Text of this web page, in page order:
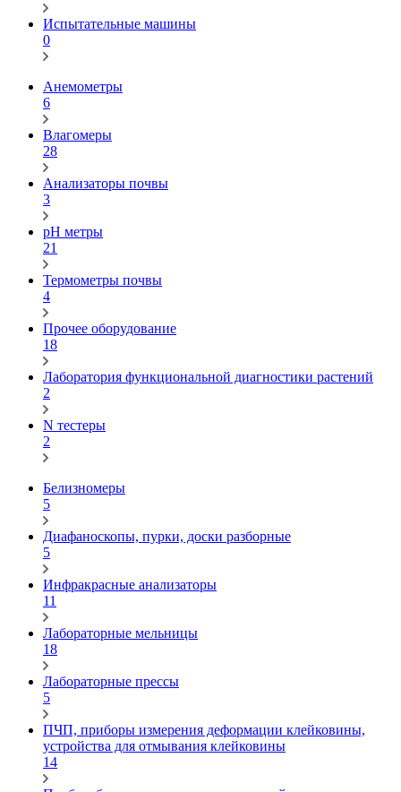
Испытательные машины
0
Анемометры
6
Влагомеры
28
Анализаторы почвы
3
pH метры
21
Термометры почвы
4
Прочее оборудование
18
Лаборатория функциональной диагностики растений
2
N тестеры
2
Белизномеры
5
Диафаноскопы, пурки, доски разборные
5
Инфракрасные анализаторы
11
Лабораторные мельницы
18
Лабораторные прессы
5
ПЧП, приборы измерения деформации клейковины,
устройства для отмывания клейковины
14